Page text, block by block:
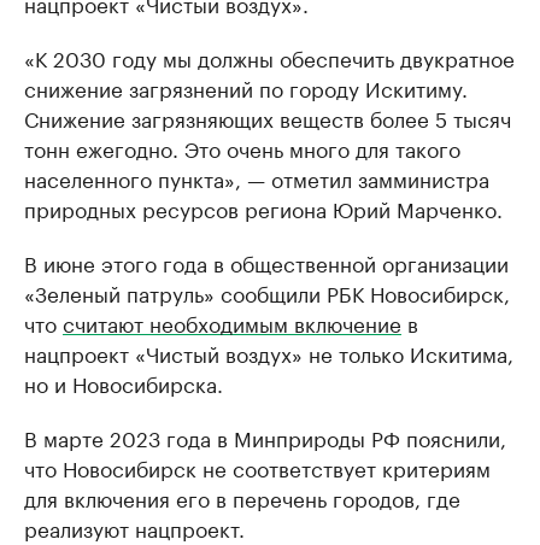
«К 2030 году мы должны обеспечить двукратное
снижение загрязнений по городу Искитиму.
Снижение загрязняющих веществ более 5 тысяч
тонн ежегодно. Это очень много для такого
населенного пункта», — отметил замминистра
природных ресурсов региона Юрий Марченко.
В июне этого года в общественной организации
«Зеленый патруль» сообщили РБК Новосибирск,
чтосчитают необходимым включение в
нацпроект «Чистый воздух» не только Искитима,
но и Новосибирска.
В марте 2023 года в Минприроды РФ пояснили,
что Новосибирск не соответствует критериям
для включения его в перечень городов, где
реализуют нацпроект.